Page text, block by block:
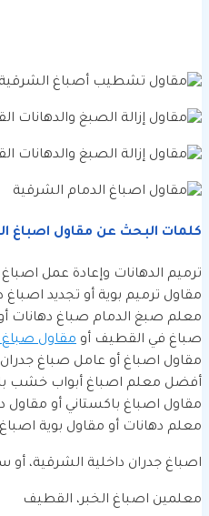
كلمات البحث عن مقاول اصباغ
ترميم الدهانات وإعادة عمل
مقاول ترميم بوية أو تجديد اصباغ
معلم صبغ الدمام صباغ دهانات
صباغ في القطيف أو مقاول صباغ
مقاول اصباغ أو عامل صباغ جدران
أفضل معلم اصباغ أبواب خشب
مقاول اصباغ باكستاني أو مقاول
معلم دهانات أو مقاول بوية
اصباغ جدران داخلية الشرقية، أو
معلمين اصباغ الخبر، القطيف